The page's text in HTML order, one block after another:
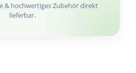
& hochwertiges Zubehör direkt
lieferbar.